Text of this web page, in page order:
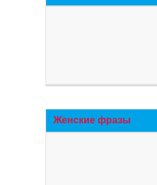
Женские фразы